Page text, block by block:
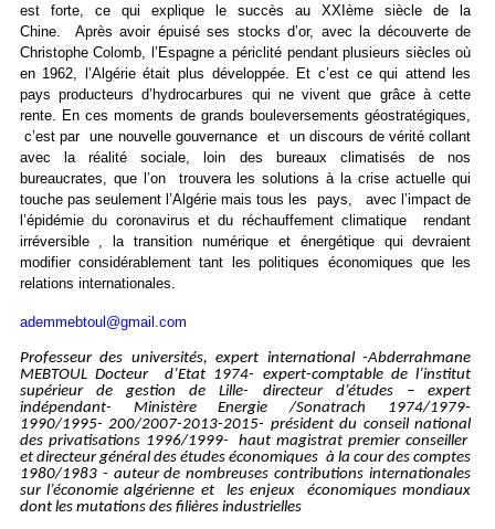
est forte, ce qui explique le succès au XXIème siècle de la
Chine. Après avoir épuisé ses stocks d’or, avec la découverte de
Christophe Colomb, l’Espagne a périclité pendant plusieurs siècles où
en 1962, l’Algérie était plus développée. Et c’est ce qui attend les
pays producteurs d’hydrocarbures qui ne vivent que grâce à cette
rente. En ces moments de grands bouleversements géostratégiques,
c’est par une nouvelle gouvernance et un discours de vérité collant
avec la réalité sociale, loin des bureaux climatisés de nos
bureaucrates, que l’on trouvera les solutions à la crise actuelle qui
touche pas seulement l’Algérie mais tous les pays, avec l’impact de
l’épidémie du coronavirus et du réchauffement climatique rendant
irréversible , la transition numérique et énergétique qui devraient
modifier considérablement tant les politiques économiques que les
relations internationales.
ademmebtoul@gmail.com
Professeur des universités, expert international -Abderrahmane
MEBTOUL Docteur d’Etat 1974- expert-comptable de l’institut
supérieur de gestion de Lille- directeur d’études – expert
indépendant- Ministère Energie /Sonatrach 1974/1979-
1990/1995- 200/2007-2013-2015- président du conseil national
des privatisations 1996/1999- haut magistrat premier conseiller
et directeur général des études économiques à la cour des comptes
1980/1983 - auteur de nombreuses contributions internationales
sur l’économie algérienne et les enjeux économiques mondiaux
dont les mutations des filières industrielles